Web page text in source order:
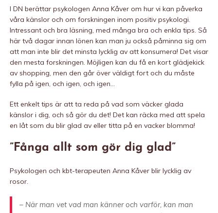
I DN berättar psykologen Anna Kåver om hur vi kan påverka
våra känslor och om forskningen inom positiv psykologi.
Intressant och bra läsning, med många bra och enkla tips. Så
här två dagar innan lönen kan man ju också påminna sig om
att man inte blir det minsta lycklig av att konsumera! Det visar
den mesta forskningen. Möjligen kan du få en kort glädjekick
av shopping, men den går över väldigt fort och du måste
fylla på igen, och igen, och igen…
Ett enkelt tips är att ta reda på vad som väcker glada
känslor i dig, och så gör du det! Det kan räcka med att spela
en låt som du blir glad av eller titta på en vacker blomma!
”Fånga allt som gör dig glad”
Psykologen och kbt-terapeuten Anna Kåver blir lycklig av
rosor.
– När man vet vad man känner och varför, kan man